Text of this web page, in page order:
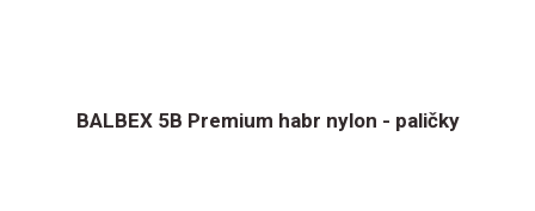
BALBEX 5B Premium habr nylon - paličky